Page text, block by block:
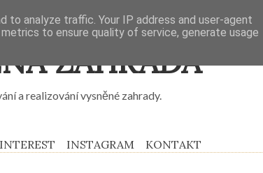
ZAHRADA
a realizování vysněné zahrady.
INSTAGRAM KONTAKT
analyze traffic. Your IP address and user-agent
to ensure quality of service, generate usage